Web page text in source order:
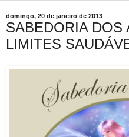
domingo, 20 de janeiro de 2013
SABEDORIA DOS
LIMITES